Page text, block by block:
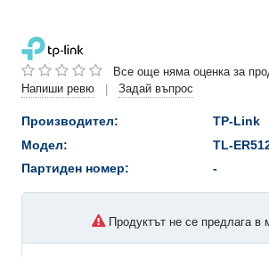
Все още няма оценка за
Напиши ревю
| Задай въпрос
Производител:
TP-Link
Модел:
TL-
Партиден номер:
-
Продуктът не се предлага в